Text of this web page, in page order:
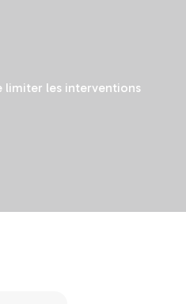
limiter les interventions